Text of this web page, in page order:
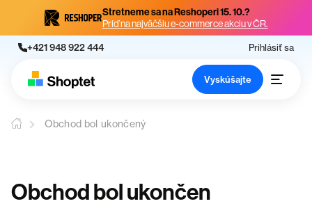
Stretneme sa na Reshoperi 15. 10.?
Príď na najväčšiu e-commerce akciu v ČR.
+421 948 922 444 Prihlásiť sa
Vyskúšajte
Obchod bol ukončený
Obchod bol ukončen